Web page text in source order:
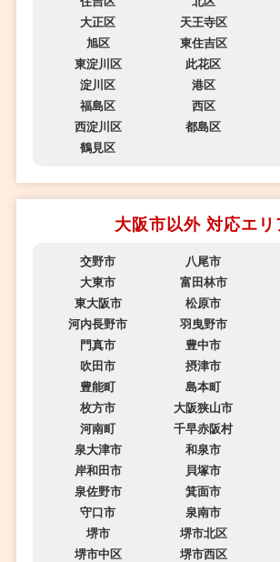
大正区
天王寺区
旭区
東住吉区
東淀川区
此花区
淀川区
港区
福島区
西区
西淀川区
都島区
鶴見区
大阪市以外 対応エリ
交野市 八尾市
大東市
富田林市
東大阪市
松原市
河内長野市
羽曳野市
門真市
豊中市
吹田市
摂津市
豊能町
島本町
枚方市
大阪狭山市
河南町
千早赤阪村
泉大津市
和泉市
岸和田市
貝塚市
泉佐野市
箕面市
守口市
泉南市
堺市
堺市北区
堺市中区
堺市西区